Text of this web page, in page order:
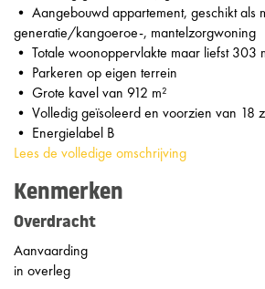
• Aangebouwd appartement, geschikt als
generatie/kangoeroe-, mantelzorgwoning
• Totale woonoppervlakte maar liefst 303
• Parkeren op eigen terrein
• Grote kavel van 912 m²
• Volledig geïsoleerd en voorzien van 18
• Energielabel B
Lees de volledige omschrijving
Kenmerken
Overdracht
Aanvaarding
in overleg